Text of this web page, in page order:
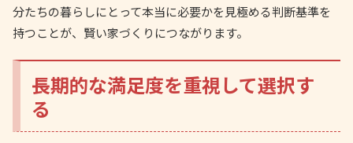
分たちの暮らしにとって本当に必要かを見極める判断基準を
持つことが、賢い家づくりにつながります。
長期的な満足度を重視して選択す
る